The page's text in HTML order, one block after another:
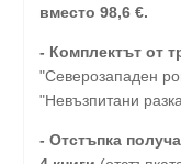
вместо 98,6 €.
- Комплектът от
"Северозападен
"Невъзпитани
- Отстъпка